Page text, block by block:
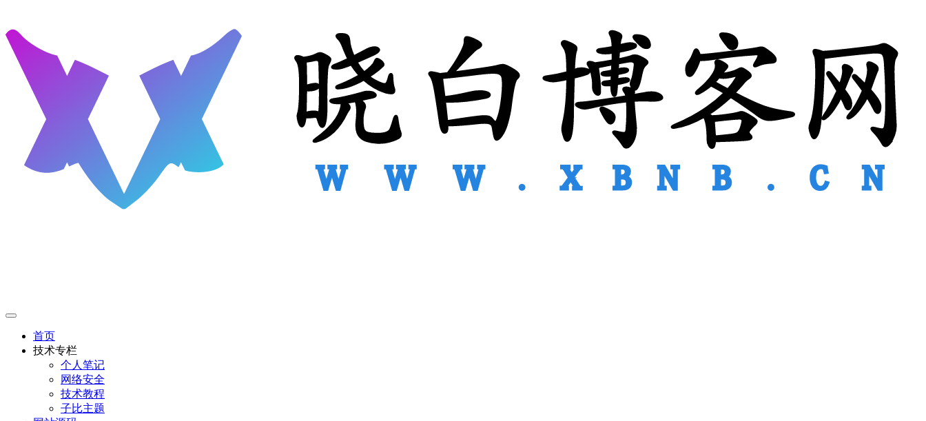
首页
技术专栏
个人笔记
网络安全
技术教程
子比主题